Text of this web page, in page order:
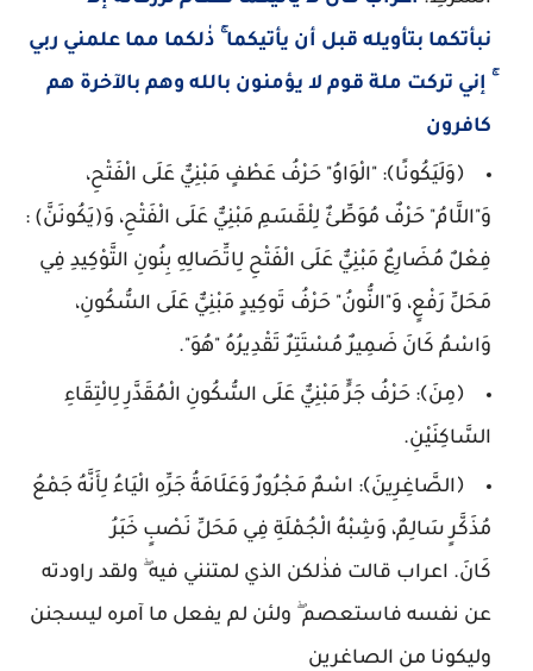
نبأتكما بتأويله قبل أن يأتيكما ۚ ذٰلكما مما علمني ربي
ۚ إني تركت ملة قوم لا يؤمنون بالله وهم بالآخرة هم
كافرون
﴿وَلَيَكُونًا﴾: "الْوَاوُ" حَرْفُ عَطْفٍ مَبْنِيٌّ عَلَى الْفَتْحِ،
وَ"اللَّامُ" حَرْفٌ مُوَطِّئٌ لِلْقَسَمِ مَبْنِيٌّ عَلَى الْفَتْحِ، وَ(يَكُونَنَّ) :
فِعْلٌ مُضَارِعٌ مَبْنِيٌّ عَلَى الْفَتْحِ لِاتِّصَالِهِ بِنُونِ التَّوْكِيدِ فِي
مَحَلِّ رَفْعٍ، وَ"النُّونُ" حَرْفُ تَوكِيدٍ مَبْنِيٌّ عَلَى السُّكُونِ،
وَاسْمُ كَانَ ضَمِيرٌ مُسْتَتِرٌ تَقْدِيرُهُ "هُوَ".
﴿مِنَ﴾: حَرْفُ جَرٍّ مَبْنِيٌّ عَلَى السُّكُونِ الْمُقَدَّرِ لِالْتِقَاءِ
السَّاكِنَيْنِ.
﴿الصَّاغِرِينَ﴾: اسْمٌ مَجْرُورٌ وَعَلَامَةُ جَرِّهِ الْيَاءُ لِأَنَّهُ جَمْعُ
مُذَكَّرٍ سَالِمٌ، وَشِبْهُ الْجُمْلَةِ فِي مَحَلِّ نَصْبٍ خَبَرُ
كَانَ. اعراب قالت فذٰلكن الذي لمتنني فيه ۖ ولقد راودته
عن نفسه فاستعصم ۖ ولئن لم يفعل ما آمره ليسجنن
وليكونا من الصاغرين